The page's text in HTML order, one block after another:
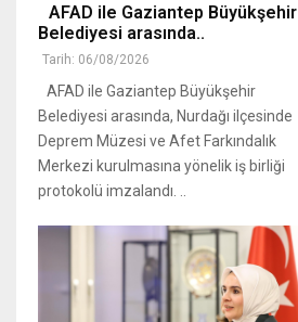
AFAD ile Gaziantep Büyükşehir
Belediyesi arasında..
Tarih: 06/08/2026
AFAD ile Gaziantep Büyükşehir
Belediyesi arasında, Nurdağı ilçesinde
Deprem Müzesi ve Afet Farkındalık
Merkezi kurulmasına yönelik iş birliği
protokolü imzalandı. ..